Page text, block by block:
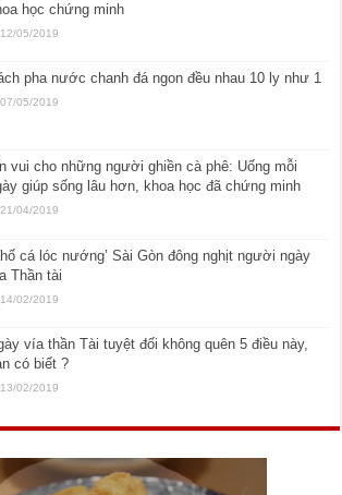
học chứng minh
12/05/2019
pha nước chanh đá ngon đều nhau 10 ly như 1
07/05/2019
vui cho những người ghiền cà phê: Uống mỗi
giúp sống lâu hơn, khoa học đã chứng minh
21/04/2019
cá lóc nướng’ Sài Gòn đông nghịt người ngày
Thần tài
14/02/2019
vía thần Tài tuyệt đối không quên 5 điều này,
có biết ?
13/02/2019